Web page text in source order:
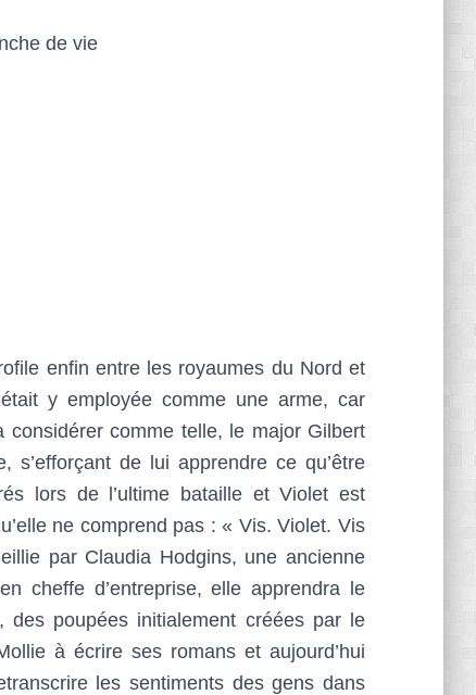
de vie
enfin entre les royaumes du Nord et
y employée comme une arme, car
comme telle, le major Gilbert
s’efforçant de lui apprendre ce qu’être
lors de l’ultime bataille et Violet est
ne comprend pas : « Vis. Violet. Vis
par Claudia Hodgins, une ancienne
cheffe d’entreprise, elle apprendra le
poupées initialement créées par le
à écrire ses romans et aujourd’hui
les sentiments des gens dans